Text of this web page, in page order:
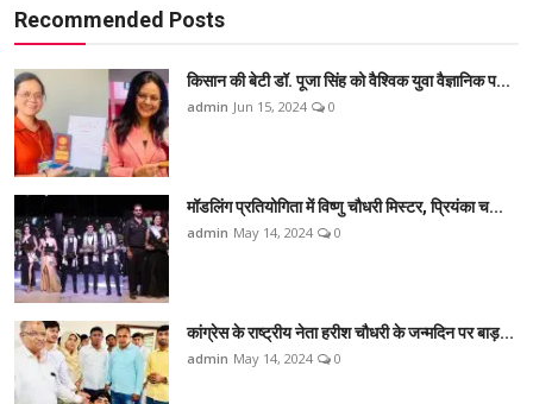
Recommended Posts
किसान की बेटी डॉ. पूजा सिंह को वैश्विक युवा वैज्ञानिक प...
admin Jun 15, 2024 0
मॉडलिंग प्रतियोगिता में विष्णु चौधरी मिस्टर, प्रियंका च...
admin May 14, 2024 0
कांग्रेस के राष्ट्रीय नेता हरीश चौधरी के जन्मदिन पर बाड़...
admin May 14, 2024 0